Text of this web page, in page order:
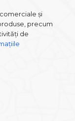
și
precum
de